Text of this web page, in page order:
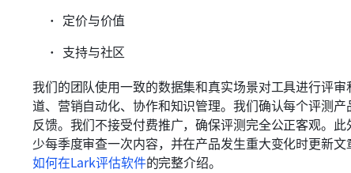
定价与价值
支持与社区
我们的团队使用一致的数据集和真实场景对工具进行评
道、营销自动化、协作和知识管理。我们确认每个评测
反馈。我们不接受付费推广，确保评测完全公正客观。
少每季度审查一次内容，并在产品发生重大变化时更新
如何在Lark评估软件的完整介绍。